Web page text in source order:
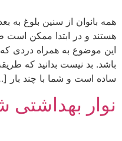
همه بانوان از سنین بلوغ به
هستند و در ابتدا ممکن است
این موضوع به همراه دردی
باشد. بد نیست بدانید که
ساده است و شما با چند بار
نوار